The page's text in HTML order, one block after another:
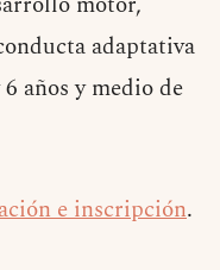
adaptativa
años y medio de
e inscripción.